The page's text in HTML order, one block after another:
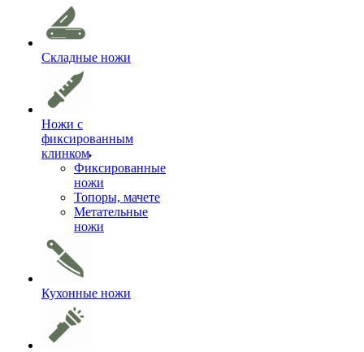
Складные ножи
Ножи с
фиксированным
клинком
Фиксированные
ножи
Топоры, мачете
Метательные
ножи
Кухонные ножи